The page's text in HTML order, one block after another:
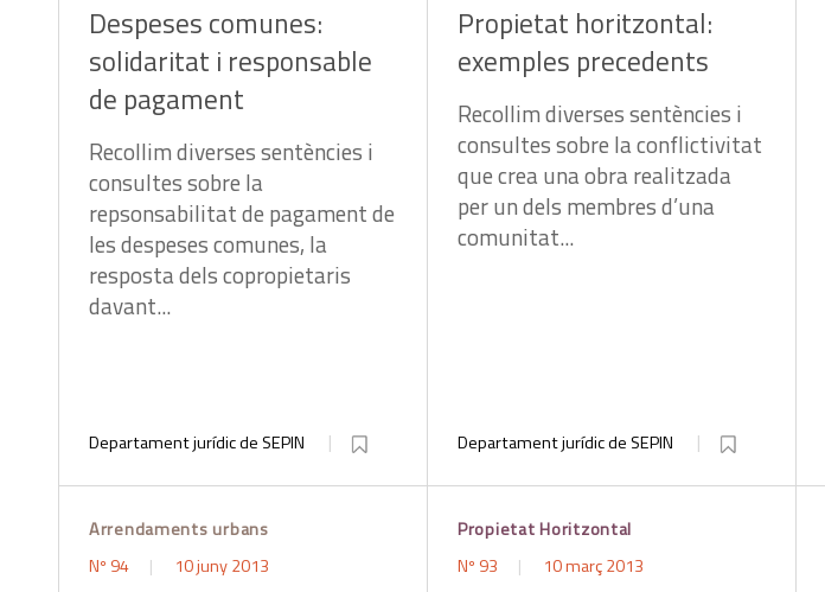
Despeses comunes:
solidaritat i responsable
de pagament
Recollim diverses sentències i
consultes sobre la
repsonsabilitat de pagament de
les despeses comunes, la
resposta dels copropietaris
davant...
Departament jurídic de SEPIN
Propietat horitzontal:
exemples precedents
Recollim diverses sentències i
consultes sobre la conflictivitat
que crea una obra realitzada
per un dels membres d’una
comunitat...
Departament jurídic de SEPIN
Arrendaments urbans
Nº 94
10 juny 2013
Propietat Horitzontal
Nº 93
10 març 2013